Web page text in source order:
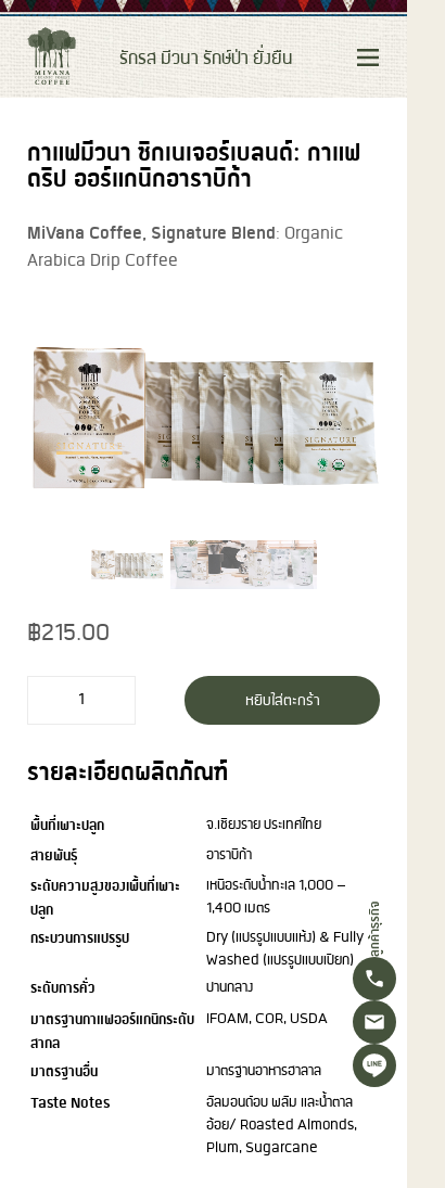
รักรส มีวนา รักษ์ป่า ยั่งยืน
เรื่องราวของมีวนา
กาแฟออร์แกนิคใต้ร่มเงาป่าต้นน้ำ
ระบบการค้าที่เป็นธรรม
กาแฟมีวนา ซิกเนเจอร์เบลนด์: กาแฟ
ดริป ออร์แกนิกอาราบิก้า
MiVana Coffee, Signature Blend: Organic
Arabica Drip Coffee
฿215.00
วนา
เนเจอร์
เบ
ลนด์:
กาแฟ
ดริป
กอา
รา
บิ
ก้า
ชิ้น
หยิบใส่ตะกร้า
รายละเอียดผลิตภัณฑ์
พื้นที่เพาะปลูก จ.เชียงราย ประเทศไทย
สายพันธุ์ อาราบิก้า
ระดับความสูงของเพื้นที่เพาะ
ปลูก
เหนือระดับน้ำทะเล 1,000 –
1,400 เมตร
กระบวนการแปรรูป
Dry (แปรรูปแบบแห้ง) & Fully
Washed (แปรรูปแบบเปียก)
ระดับการคั่ว ปานกลาง
มาตรฐานกาแฟออร์แกนิกระดับ
สากล
IFOAM, COR, USDA
มาตรฐานอื่น มาตรฐานอาหารฮาลาล
Taste Notes
อัลมอนด์อบ พลัม และน้ำตาล
อ้อย/ Roasted Almonds,
Plum, Sugarcane
ลูกค้าธุรกิจ